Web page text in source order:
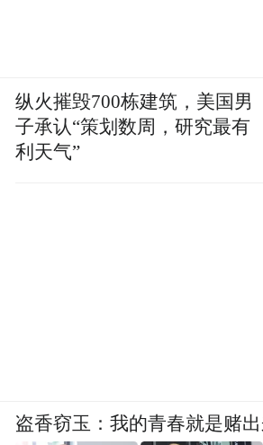
纵火摧毁700栋建筑，美国男
子承认“策划数周，研究最有
利天气”
盗香窃玉：我的青春就是赌